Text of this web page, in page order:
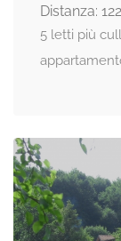
Distanza:
5 letti più